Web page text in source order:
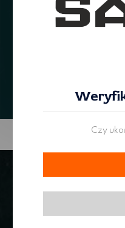
Współpraca:
Czy